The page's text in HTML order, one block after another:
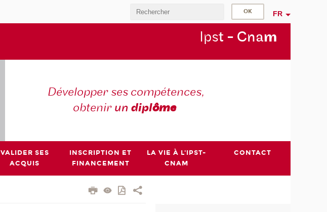
FR
Ipst - Cnam
Développer ses compétences,
obtenir undiplôme
VALIDER SES
ACQUIS
INSCRIPTION ET
FINANCEMENT
LA VIE À L'IPST-
CNAM
CONTACT